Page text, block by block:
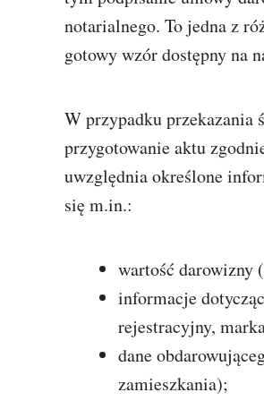
notarialnego. To jedna z
gotowy wzór dostępny na
W przypadku przekazania
przygotowanie aktu
uwzględnia określone
się m.in.:
wartość darowizny
informacje
rejestracyjny,
dane
zamieszkania);